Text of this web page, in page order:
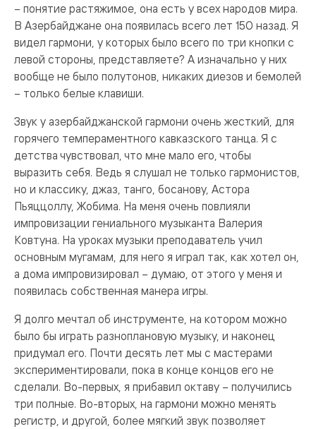
– понятие растяжимое, она есть у всех народов мира.
В Азербайджане она появилась всего лет 150 назад. Я
видел гармони, у которых было всего по три кнопки с
левой стороны, представляете? А изначально у них
вообще не было полутонов, никаких диезов и бемолей
– только белые клавиши.
Звук у азербайджанской гармони очень жесткий, для
горячего темпераментного кавказского танца. Я с
детства чувствовал, что мне мало его, чтобы
выразить себя. Ведь я слушал не только гармонистов,
но и классику, джаз, танго, босанову, Астора
Пьяццоллу, Жобима. На меня очень повлияли
импровизации гениального музыканта Валерия
Ковтуна. На уроках музыки преподаватель учил
основным мугамам, для него я играл так, как хотел он,
а дома импровизировал – думаю, от этого у меня и
появилась собственная манера игры.
Я долго мечтал об инструменте, на котором можно
было бы играть разноплановую музыку, и наконец
придумал его. Почти десять лет мы с мастерами
экспериментировали, пока в конце концов его не
сделали. Во-первых, я прибавил октаву – получились
три полные. Во-вторых, на гармони можно менять
регистр, и другой, более мягкий звук позволяет